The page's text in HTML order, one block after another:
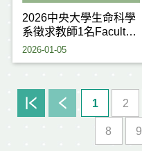
2026中央大學生命科學
系徵求教師1名Faculty
positions for Life
2026-01-05
1 2
8 9